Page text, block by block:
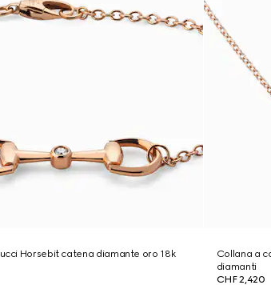
Horsebit catena diamante oro 18k
Collana a
diamanti
CHF 2,420